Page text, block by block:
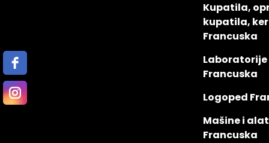
Kupatila,
kupatila,
Francuska
Laboratorije
Francuska
Logoped
Mašine i
Francuska